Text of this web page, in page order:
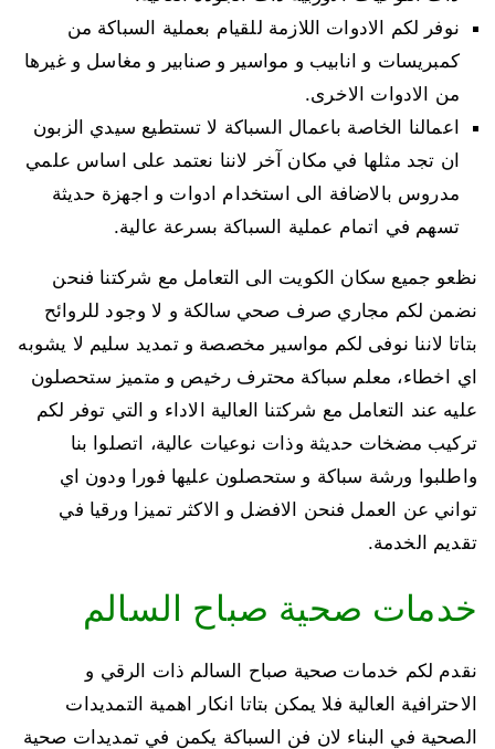
نوفر لكم الادوات اللازمة للقيام بعملية السباكة من
كمبريسات و انابيب و مواسير و صنابير و مغاسل و غيرها
من الادوات الاخرى.
اعمالنا الخاصة باعمال السباكة لا تستطيع سيدي الزبون
ان تجد مثلها في مكان آخر لاننا نعتمد على اساس علمي
مدروس بالاضافة الى استخدام ادوات و اجهزة حديثة
تسهم في اتمام عملية السباكة بسرعة عالية.
نظعو جميع سكان الكويت الى التعامل مع شركتنا فنحن
نضمن لكم مجاري صرف صحي سالكة و لا وجود للروائح
بتاتا لاننا نوفى لكم مواسير مخصصة و تمديد سليم لا يشوبه
اي اخطاء، معلم سباكة محترف رخيص و متميز ستحصلون
عليه عند التعامل مع شركتنا العالية الاداء و التي توفر لكم
تركيب مضخات حديثة وذات نوعيات عالية، اتصلوا بنا
واطلبوا ورشة سباكة و ستحصلون عليها فورا ودون اي
تواني عن العمل فنحن الافضل و الاكثر تميزا ورقيا في
تقديم الخدمة.
خدمات صحية صباح السالم
نقدم لكم خدمات صحية صباح السالم ذات الرقي و
الاحترافية العالية فلا يمكن بتاتا انكار اهمية التمديدات
الصحية في البناء لان فن السباكة يكمن في تمديدات صحية